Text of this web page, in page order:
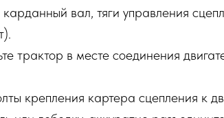
вал, тяги управления
трактор в месте соединения
крепления картера сцепления к